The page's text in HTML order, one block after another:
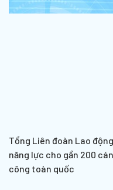
Tổng Liên đoàn Lao
năng lực cho gần 200
công toàn quốc